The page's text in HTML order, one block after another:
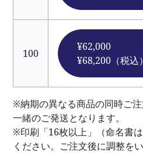
100
¥62,000
¥68,200（税込）
※納期の異なる商品の同時ご
一緒のご発送となります。
※印刷「16枚以上」（命名書
ください。ご注文後に調整をい